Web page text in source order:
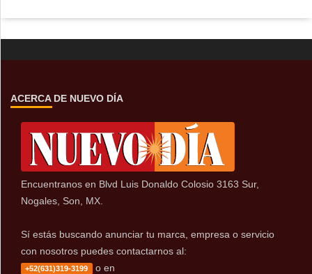
ACERCA DE NUEVO DÍA
Encuentranos en Blvd Luis Donaldo Colosio 3163 Sur,
Nogales, Son, MX.
Sí estás buscando anunciar tu marca, empresa o servicio
con nosotros puedes contactarnos al:
+52(631)319-3199 o en